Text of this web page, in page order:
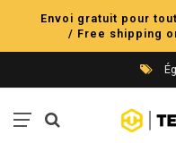
Envoi gratuit pour
/ Free shipping